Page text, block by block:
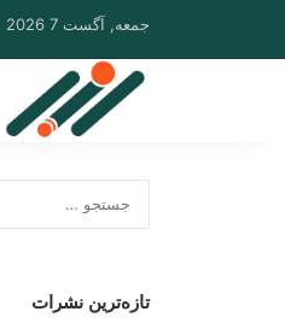
جمعه, آگست 7 2026
تازه‌ترین نشرات